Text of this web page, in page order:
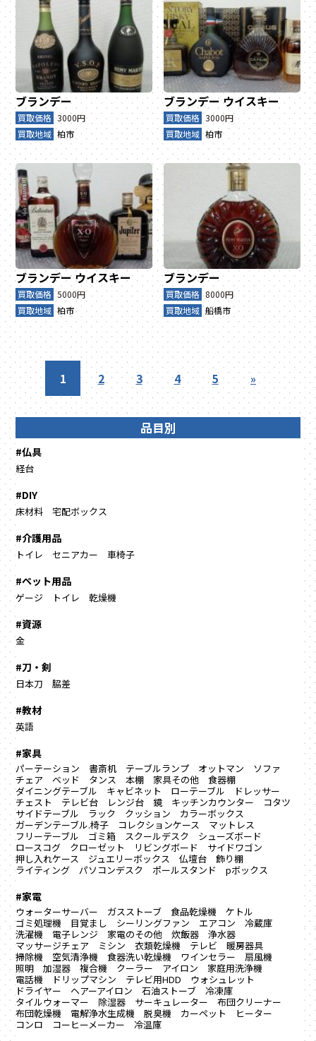
ブランデー
買取価格 3000円
買取地域 柏市
ブランデー ウイスキー
買取価格 3000円
買取地域 柏市
ブランデー ウイスキー
買取価格 5000円
買取地域 柏市
ブランデー
買取価格 8000円
買取地域 船橋市
1 2 3 4 5 »
品目別
#仏具
経台
#DIY
床材料 宅配ボックス
#介護用品
トイレ セニアカー 車椅子
#ペット用品
ゲージ トイレ 乾燥機
#資源
金
#刀・剣
日本刀 脇差
#教材
英語
#家具
パーテーション 書斎机 テーブルランプ オットマン
ソファ
チェア
ベッド タンス 本棚 家具その他
食器棚
ダイニングテーブル
キャビネット ローテーブル
ドレッサー
チェスト
テレビ台 レンジ台 鏡 キッチンカウンター
コタツ
サイドテーブル
ラック クッション
カラーボックス
ガーデンテーブル.椅子
コレクションケース
マットレス
フリーテーブル
ゴミ箱 スクールデスク
シューズボード
ロースコグ
クローゼット リビングボード
サイドワゴン
押し入れケース
ジュエリーボックス 仏壇台
飾り棚
ライティング
パソコンデスク ポールスタンド pボックス
#家電
ウォーターサーバー ガスストーブ 食品乾燥機
ケトル
ゴミ処理機
目覚まし シーリングファン エアコン
冷蔵庫
洗濯機
電子レンジ 家電のその他 炊飯器
浄水器
マッサージチェア
ミシン 衣類乾燥機 テレビ
暖房器具
掃除機
空気清浄機 食器洗い乾燥機 ワインセラー
扇風機
照明
加湿器 複合機 クーラー アイロン
家庭用洗浄機
電話機
ドリップマシン テレビ用HDD
ウォシュレット
ドライヤー
ヘアーアイロン 石油ストーブ
冷凍庫
タイルウォーマー
除湿器 サーキュレーター
布団クリーナー
布団乾燥機
電解浄水生成機 脱臭機 カーペット
ヒーター
コンロ
コーヒーメーカー 冷温庫